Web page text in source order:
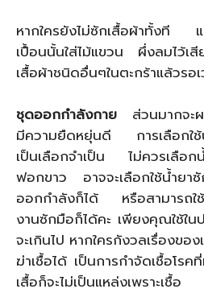
หากใครยังไม่ซักเสื้อผ้าทั้งที แ
เปื้อนนั้นใส่ไม้แขวน ผึ่งลมไว้
เสื้อผ้าชนิดอื่นๆในตะกร้าแล้วรอ
ชุดออกกำลังกาย ส่วนมากจะ
มีความยืดหยุ่นดี การเลือกใช้
เป็นเลือกจำเป็น ไม่ควรเลือก
ฟอกขาว อาจจะเลือกใช้น้ำยา
ออกกำลังก็ได้ หรือสามารถใ
งานซักมือก็ได้คะ เพียงคุณใช้ใ
จะเกินไป หากใครกังวลเรื่องขอ
ฆ่าเชื้อได้ เป็นการกำจัดเชื้อโรค
เสื้อก็จะไม่เป็นแหล่งเพราะเชื้อ